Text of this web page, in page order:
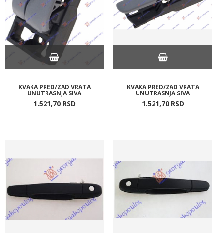
KVAKA PRED/ZAD VRATA
UNUTRASNJA SIVA
1.521,70 RSD
KVAKA PRED/ZAD VRATA
UNUTRASNJA SIVA
1.521,70 RSD